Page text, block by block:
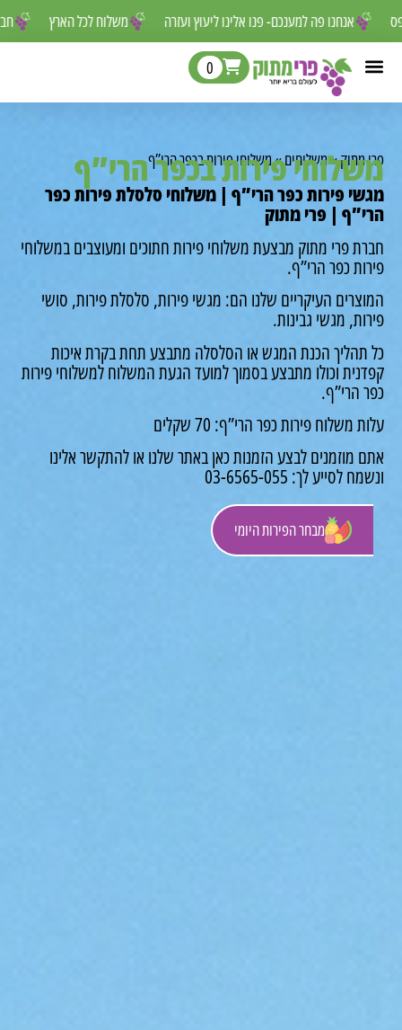
משלוח לכל הארץ אנחנו פה למענכם- פנו אלינו ליעוץ ועזרה לפספס
מבחר הפירות היומי
0
מתוק»משלוחים»משלוחי פירות בכפר הרי”ף
פירות בכפר הרי”ף
פירות כפר הרי”ף | משלוחי סלסלת פירות כפר
| פרי מתוק
פרי מתוק מבצעת משלוחי פירות חתוכים ומעוצבים במשלוחי
כפר הרי”ף.
העיקריים שלנו הם: מגשי פירות, סלסלת פירות, סושי
מגשי גבינות.
תהליך הכנת המגש או הסלסלה מתבצע תחת בקרת איכות
וכולו מתבצע בסמוך למועד הגעת המשלוח למשלוחי פירות
הרי”ף.
משלוח פירות כפר הרי”ף: 70 שקלים
מוזמנים לבצע הזמנות כאן באתר שלנו או להתקשר אלינו
לסייע לך: 03-6565-055